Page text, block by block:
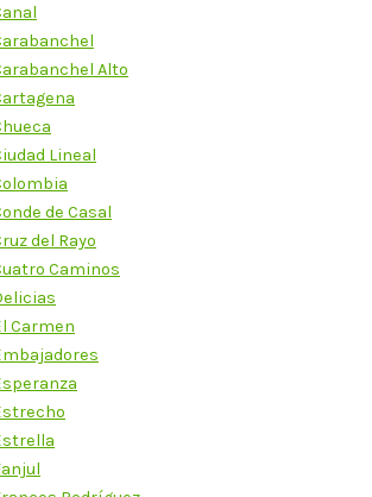
Alto
Lineal
de Casal
del Rayo
Caminos
Carmen